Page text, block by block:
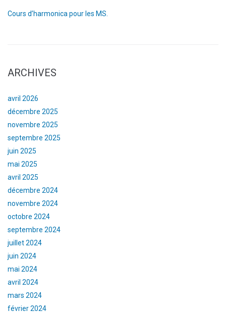
Cours d’harmonica pour les MS.
ARCHIVES
avril 2026
décembre 2025
novembre 2025
septembre 2025
juin 2025
mai 2025
avril 2025
décembre 2024
novembre 2024
octobre 2024
septembre 2024
juillet 2024
juin 2024
mai 2024
avril 2024
mars 2024
février 2024